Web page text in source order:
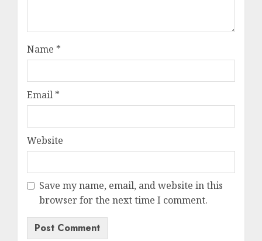
Name *
Email *
Website
Save my name, email, and website in this
browser for the next time I comment.